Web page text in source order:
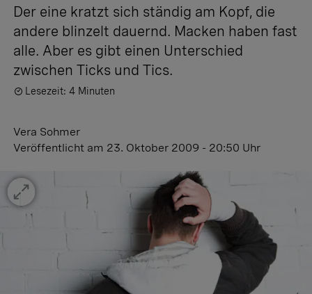
Der eine kratzt sich ständig am Kopf, die
andere blinzelt dauernd. Macken haben fast
alle. Aber es gibt einen Unterschied
zwischen Ticks und Tics.
Lesezeit: 4 Minuten
Vera Sohmer
Veröffentlicht am 23. Oktober 2009 - 20:50 Uhr